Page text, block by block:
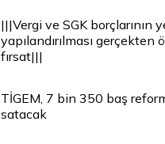
|||Vergi ve SGK borçlarının
yapılandırılması gerçekten
fırsat|||
TİGEM, 7 bin 350 baş
satacak